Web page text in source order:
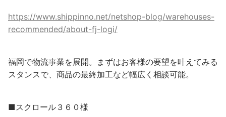
https://www.shippinno.net/netshop-blog/warehouses-
recommended/about-fj-logi/
福岡で物流事業を展開。まずはお客様の要望を叶えてみる
スタンスで、商品の最終加工など幅広く相談可能。
■スクロール３６０様